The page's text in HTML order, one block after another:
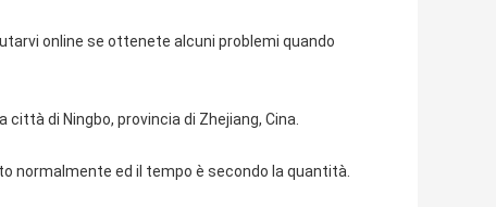
online se ottenete alcuni problemi quando
di Ningbo, provincia di Zhejiang, Cina.
normalmente ed il tempo è secondo la quantità.